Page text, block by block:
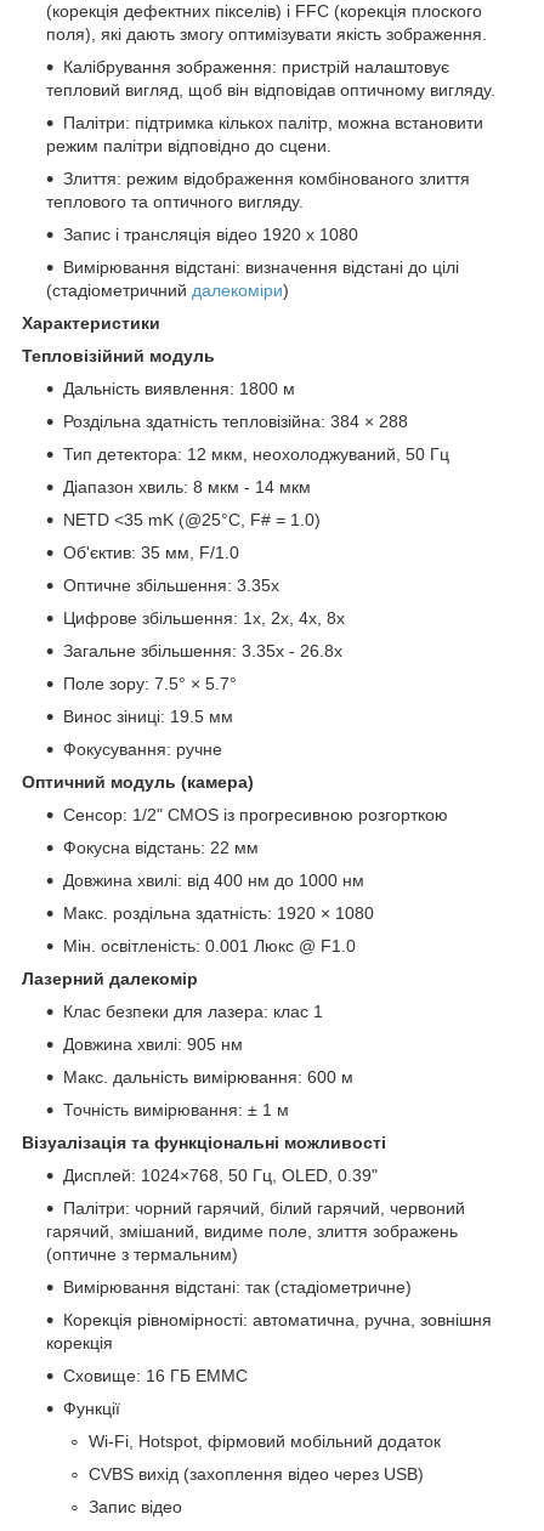
(корекція дефектних пікселів) і FFC (корекція плоского
поля), які дають змогу оптимізувати якість зображення.
Калібрування зображення: пристрій налаштовує
тепловий вигляд, щоб він відповідав оптичному вигляду.
Палітри: підтримка кількох палітр, можна встановити
режим палітри відповідно до сцени.
Злиття: режим відображення комбінованого злиття
теплового та оптичного вигляду.
Запис і трансляція відео 1920 х 1080
Вимірювання відстані: визначення відстані до цілі
(стадіометричний далекоміри)
Характеристики
Тепловізійний модуль
Дальність виявлення: 1800 м
Роздільна здатність тепловізійна: 384 × 288
Тип детектора: 12 мкм, неохолоджуваний, 50 Гц
Діапазон хвиль: 8 мкм - 14 мкм
NETD <35 mK (@25°C, F# = 1.0)
Об'єктив: 35 мм, F/1.0
Оптичне збільшення: 3.35х
Цифрове збільшення: 1х, 2х, 4х, 8х
Загальне збільшення: 3.35х - 26.8х
Поле зору: 7.5° × 5.7°
Винос зіниці: 19.5 мм
Фокусування: ручне
Оптичний модуль (камера)
Сенсор: 1/2" CMOS із прогресивною розгорткою
Фокусна відстань: 22 мм
Довжина хвилі: від 400 нм до 1000 нм
Макс. роздільна здатність: 1920 × 1080
Мін. освітленість: 0.001 Люкс @ F1.0
Лазерний далекомір
Клас безпеки для лазера: клас 1
Довжина хвилі: 905 нм
Макс. дальність вимірювання: 600 м
Точність вимірювання: ± 1 м
Візуалізація та функціональні можливості
Дисплей: 1024×768, 50 Гц, OLED, 0.39"
Палітри: чорний гарячий, білий гарячий, червоний
гарячий, змішаний, видиме поле, злиття зображень
(оптичне з термальним)
Вимірювання відстані: так (стадіометричне)
Корекція рівномірності: автоматична, ручна, зовнішня
корекція
Сховище: 16 ГБ EMMC
Функції
Wi-Fi, Hotspot, фірмовий мобільний додаток
CVBS вихід (захоплення відео через USB)
Запис відео